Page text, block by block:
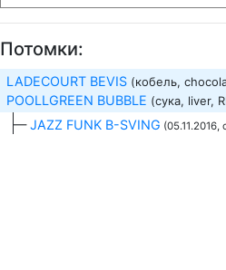
Потомки:
LADECOURT BEVIS (кобель,
POOLLGREEN BUBBLE (сука, liver,
—JAZZ FUNK B-SVING (05.11.2016,